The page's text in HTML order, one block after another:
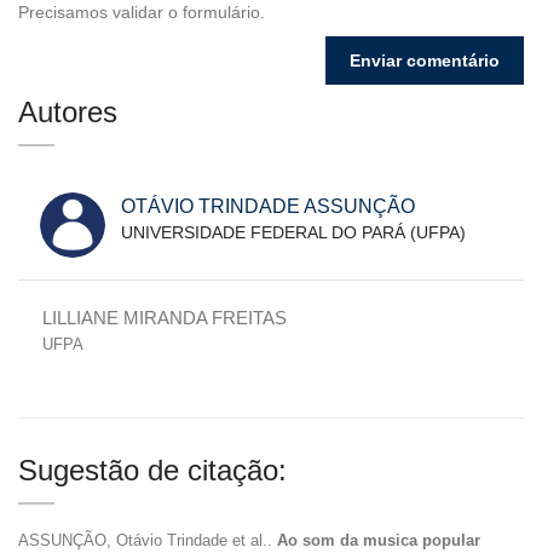
Precisamos validar o formulário.
Autores
OTÁVIO TRINDADE ASSUNÇÃO
UNIVERSIDADE FEDERAL DO PARÁ (UFPA)
LILLIANE MIRANDA FREITAS
UFPA
Sugestão de citação:
ASSUNÇÃO, Otávio Trindade et al.. Ao som da musica popular